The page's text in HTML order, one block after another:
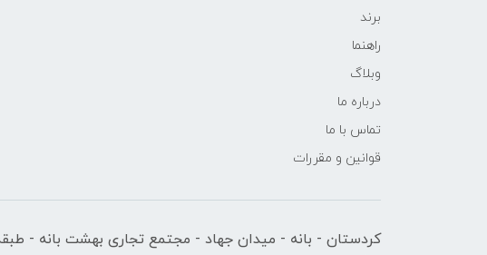
برند
راهنما
وبلاگ
درباره ما
تماس با ما
قوانین و مقررات
کردستان - بانه - میدان جهاد - مجتمع تجاری بهشت بانه -